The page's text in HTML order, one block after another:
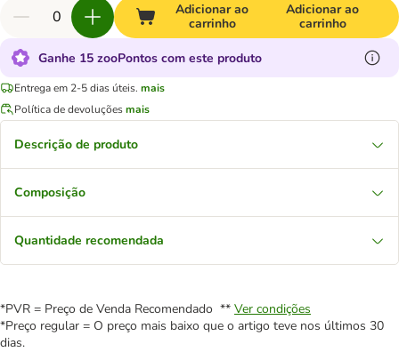
Adicionar ao
carrinho
Adicionar ao
carrinho
Ganhe 15 zooPontos com este produto
Entrega em 2-5 dias úteis. mais
Política de devoluçõesmais
Descrição de produto
Composição
Quantidade recomendada
*PVR = Preço de Venda Recomendado ** Ver condições
*Preço regular = O preço mais baixo que o artigo teve nos últimos 30
dias.